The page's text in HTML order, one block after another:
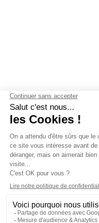
Contactez-nous-
confidentialité-Gestion des